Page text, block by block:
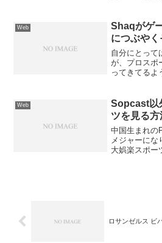
見ようと思っ
約したりしな
Web
Shaqがゲ
につぶや
自分にとって
が、プロスポ
ってきてるよ
ーム...
Web
Sopcast以
ツを見る方
中国生まれの
メジャーにな
大娯楽スポー
ロサンゼルス ビ